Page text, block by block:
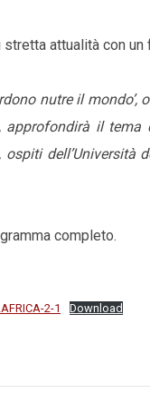
attualità con un
nutre il
approfondirà il
ospiti
completo.
2-1 Download